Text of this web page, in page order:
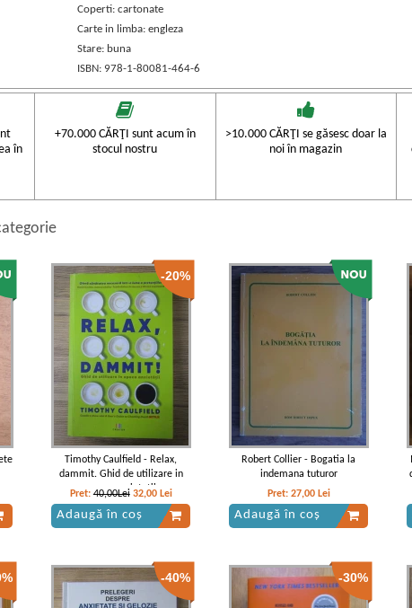
Coperti: cartonate
Carte in limba: engleza
Stare: buna
ISBN: 978-1-80081-464-6
în
+70.000 CĂRŢI sunt acum în
stocul nostru
>10.000 CĂRŢI se găsesc doar la
noi în magazin
-20%
Timothy Caulfield - Relax,
dammit. Ghid de utilizare in
epoca anxietatii
Pret:40,00Lei 32,00 Lei
Adaugă în coș
Robert Collier - Bogatia la
indemana tuturor
Pret: 27,00 Lei
Adaugă în coș
-40% -30%